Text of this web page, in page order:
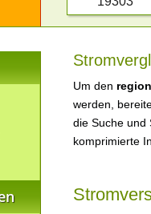
Um den
werden,
die Suche und
komprimierte